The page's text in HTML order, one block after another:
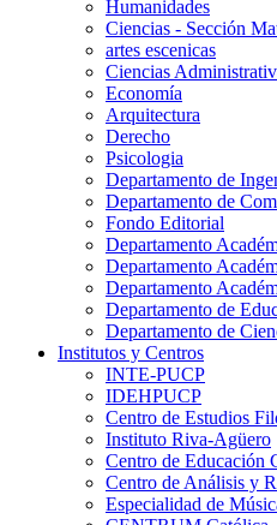
Humanidades
Ciencias - Sección
artes escenicas
Ciencias
Economía
Arquitectura
Derecho
Psicologia
Departamento de
Departamento de
Fondo Editorial
Departamento
Departamento
Departamento
Departamento de
Departamento de
Institutos y Centros
INTE-PUCP
IDEHPUCP
Centro de Estudios
Instituto Riva-Agüero
Centro de Educación
Centro de Análisis y
Especialidad de